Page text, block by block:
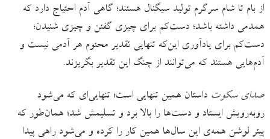
از بام تا شام سرگرم تولید سیگنال هستند؛ گاهی آدم احتیاج دارد که
همدمی داشته باشد؛ دست‌کم برای چیزی گفتن و چیزی شنیدن؛
دست‌کم برای یادآوری این‌که تنهایی تقدیر محتوم هر آدمی نیست و
آدم‌هایی هستند که می‌توانند از چنگ این تقدیر بگریزند.
صدای سکوت داستان همین تنهایی است؛ تنهایی‌ای که می‌شود
روبه‌رویش ایستاد و دست‌ها را بالا برد و تسلیمش شد؛ همان‌طور که
پیتر لوشِن همه‌ی این سال‌ها همین کار را کرده و می‌شود راهی پیدا